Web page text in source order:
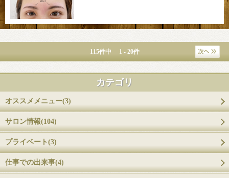
115件中 1 - 20件
カテゴリ
オススメメニュー(3)
サロン情報(104)
プライベート(3)
仕事での出来事(4)